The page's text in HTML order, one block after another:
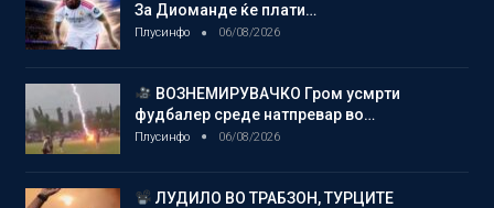
За Диоманде ќе плати…
Плусинфо 06/08/2026
ВОЗНЕМИРУВАЧКО Гром усмрти
фудбалер среде натпревар во…
Плусинфо 06/08/2026
ЛУДИЛО ВО ТРАБЗОН, ТУРЦИТЕ